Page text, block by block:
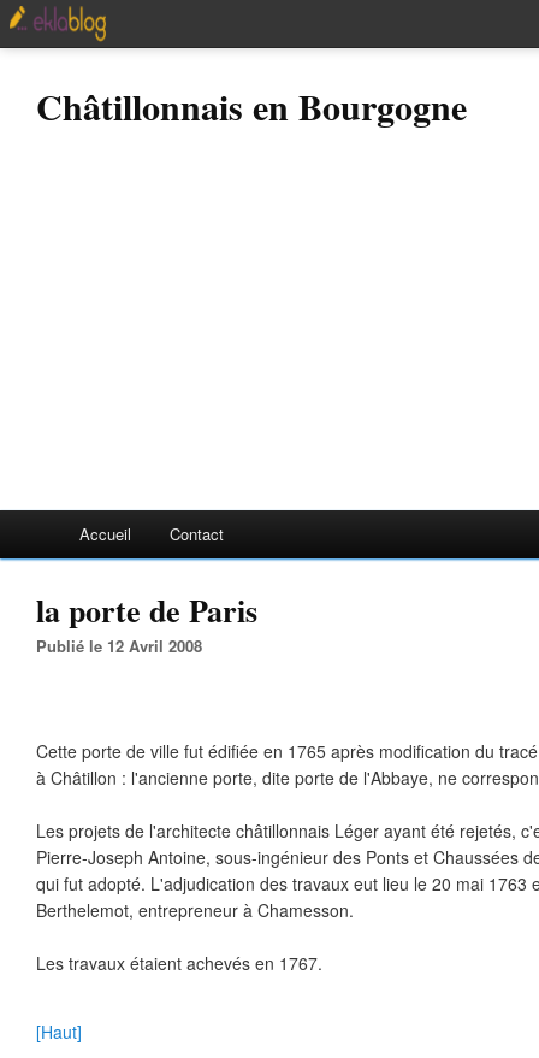
Châtillonnais en Bourgogne
Accueil Contact
la porte de Paris
Publié le 12 Avril 2008
Cette porte de ville fut édifiée en 1765 après modification du
à Châtillon : l'ancienne porte, dite porte de l'Abbaye, ne
Les projets de l'architecte châtillonnais Léger ayant été rejetés,
Pierre-Joseph Antoine, sous-ingénieur des Ponts et Chaussées
qui fut adopté. L'adjudication des travaux eut lieu le 20 mai 1763
Berthelemot, entrepreneur à Chamesson.
Les travaux étaient achevés en 1767.
[Haut]